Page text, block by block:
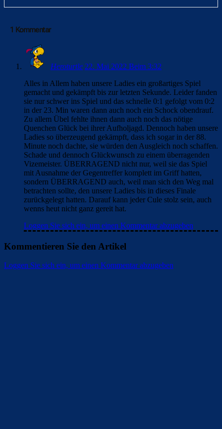
1 Kommentar
Heroturtle 22. Mai 2022 Beim 3:32
Alles in Allem haben unsere Ladies ein großartiges Spiel
gemacht und gekämpft bis zur letzten Sekunde. Leider fanden
sie nur schwer ins Spiel und das schnelle 0:1 gefolgt vom 0:2
in der 23. Min waren dann auch noch ein Schock obendrauf.
Zu allem Übel fehlte ihnen dann auch noch das nötige
Quenchen Glück bei ihrer Aufholjagd. Dennoch haben unsere
Ladies so überzeugend gekämpft, dass ich sogar in der 88.
Minute noch dachte, sie würden den Ausgleich noch schaffen.
Schade und dennoch Glückwunsch zu einem überragenden
Vizemeister. ÜBERRAGEND nicht nur, weil sie das Spiel
mit Ausnahme der Gegentreffer komplett im Griff hatten,
sondern ÜBERRAGEND auch, weil man sich den Weg mal
betrachten sollte, den unsere Ladies bis in dieses Finale
zurückgelegt hatten. Darauf kann jeder Cule stolz sein, auch
wenns heut nicht ganz gereit hat.
Loggen Sie sich ein, um einen Kommentar abzugeben
Kommentieren Sie den Artikel
Loggen Sie sich ein, um einen Kommentar abzugeben